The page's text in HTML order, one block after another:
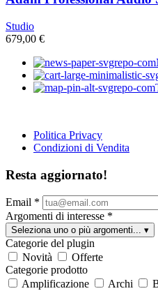
Studio
679,00 €
Politica Privacy
Condizioni di Vendita
Resta aggiornato!
Email *
Argomenti di interesse *
Seleziona uno o più argomenti... ▾
Categorie del plugin
Novità
Offerte
Categorie prodotto
Amplificazione
Archi